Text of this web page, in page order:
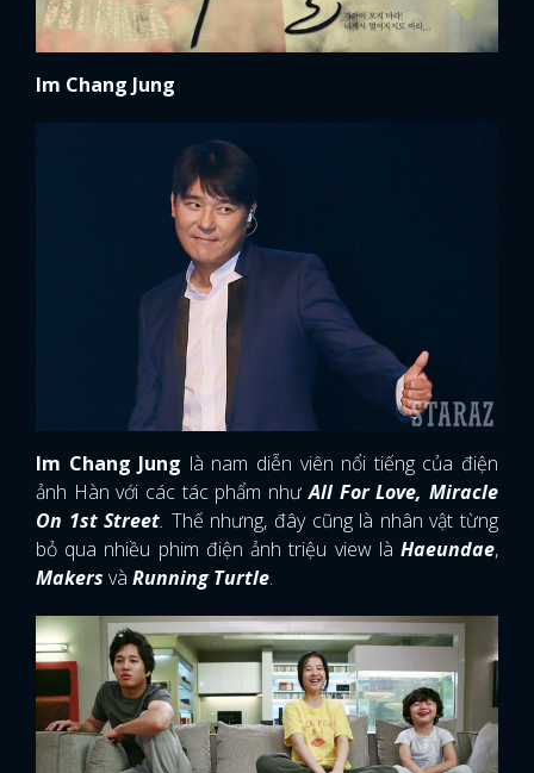
Im Chang Jung
Im Chang Jung là nam diễn viên nổi tiếng của điện
ảnh Hàn với các tác phẩm nhưAll For Love, Miracle
On 1st Street. Thế nhưng, đây cũng là nhân vật từng
bỏ qua nhiều phim điện ảnh triệu view là Haeundae,
Makers và Running Turtle.